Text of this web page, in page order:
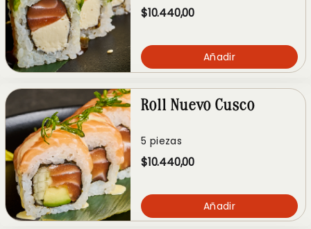
$10.440,00
Añadir
Roll Nuevo Cusco
5 piezas
$10.440,00
Añadir